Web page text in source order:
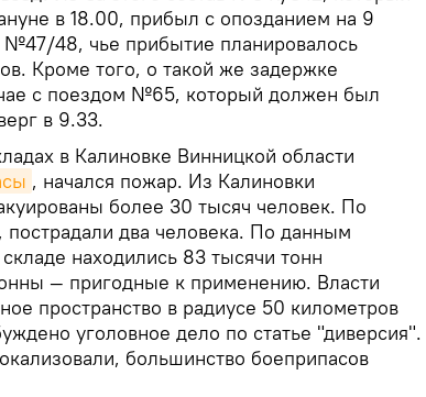
в 18.00, прибыл с опозданием на 9
№47/48, чье прибытие планировалось
Кроме того, о такой же задержке
с поездом №65, который должен был
в 9.33.
в Калиновке Винницкой области
, начался пожар. Из Калиновки
более 30 тысяч человек. По
два человека. По данным
находились 83 тысячи тонн
— пригодные к применению. Власти
пространство в радиусе 50 километров
уголовное дело по статье "диверсия".
большинство боеприпасов